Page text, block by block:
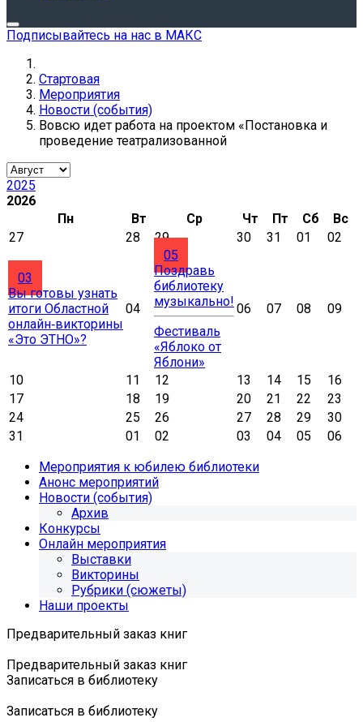
Подписывайтесь на нас в МАКС
Стартовая
Мероприятия
Новости (события)
Вовсю идет работа на проектом «Постановка и
проведение театрализованной
2025
2026
Пн
Вт Ср Чт Пт Сб
Вс
27
28 29 30 31 01 02
03
Вы готовы узнать
итоги Областной
онлайн‑викторины
«Это ЭТНО»?
04
05
Поздравь
библиотеку
музыкально!
Фестиваль
«Яблоко от
Яблони»
06 07 08 09
10 11 12 13 14 15
16
17
18 19 20 21 22
23
24
25 26 27 28 29
30
31
01 02 03 04 05
06
Мероприятия к юбилею библиотеки
Анонс мероприятий
Новости (события)
Архив
Конкурсы
Онлайн мероприятия
Выставки
Викторины
Рубрики (сюжеты)
Наши проекты
Предварительный заказ книг
Предварительный заказ книг
Записаться в библиотеку
Записаться в библиотеку